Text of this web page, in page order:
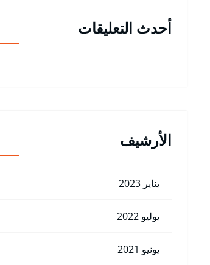
أحدث التعليقات
الأرشيف
يناير 2023
يوليو 2022
يونيو 2021